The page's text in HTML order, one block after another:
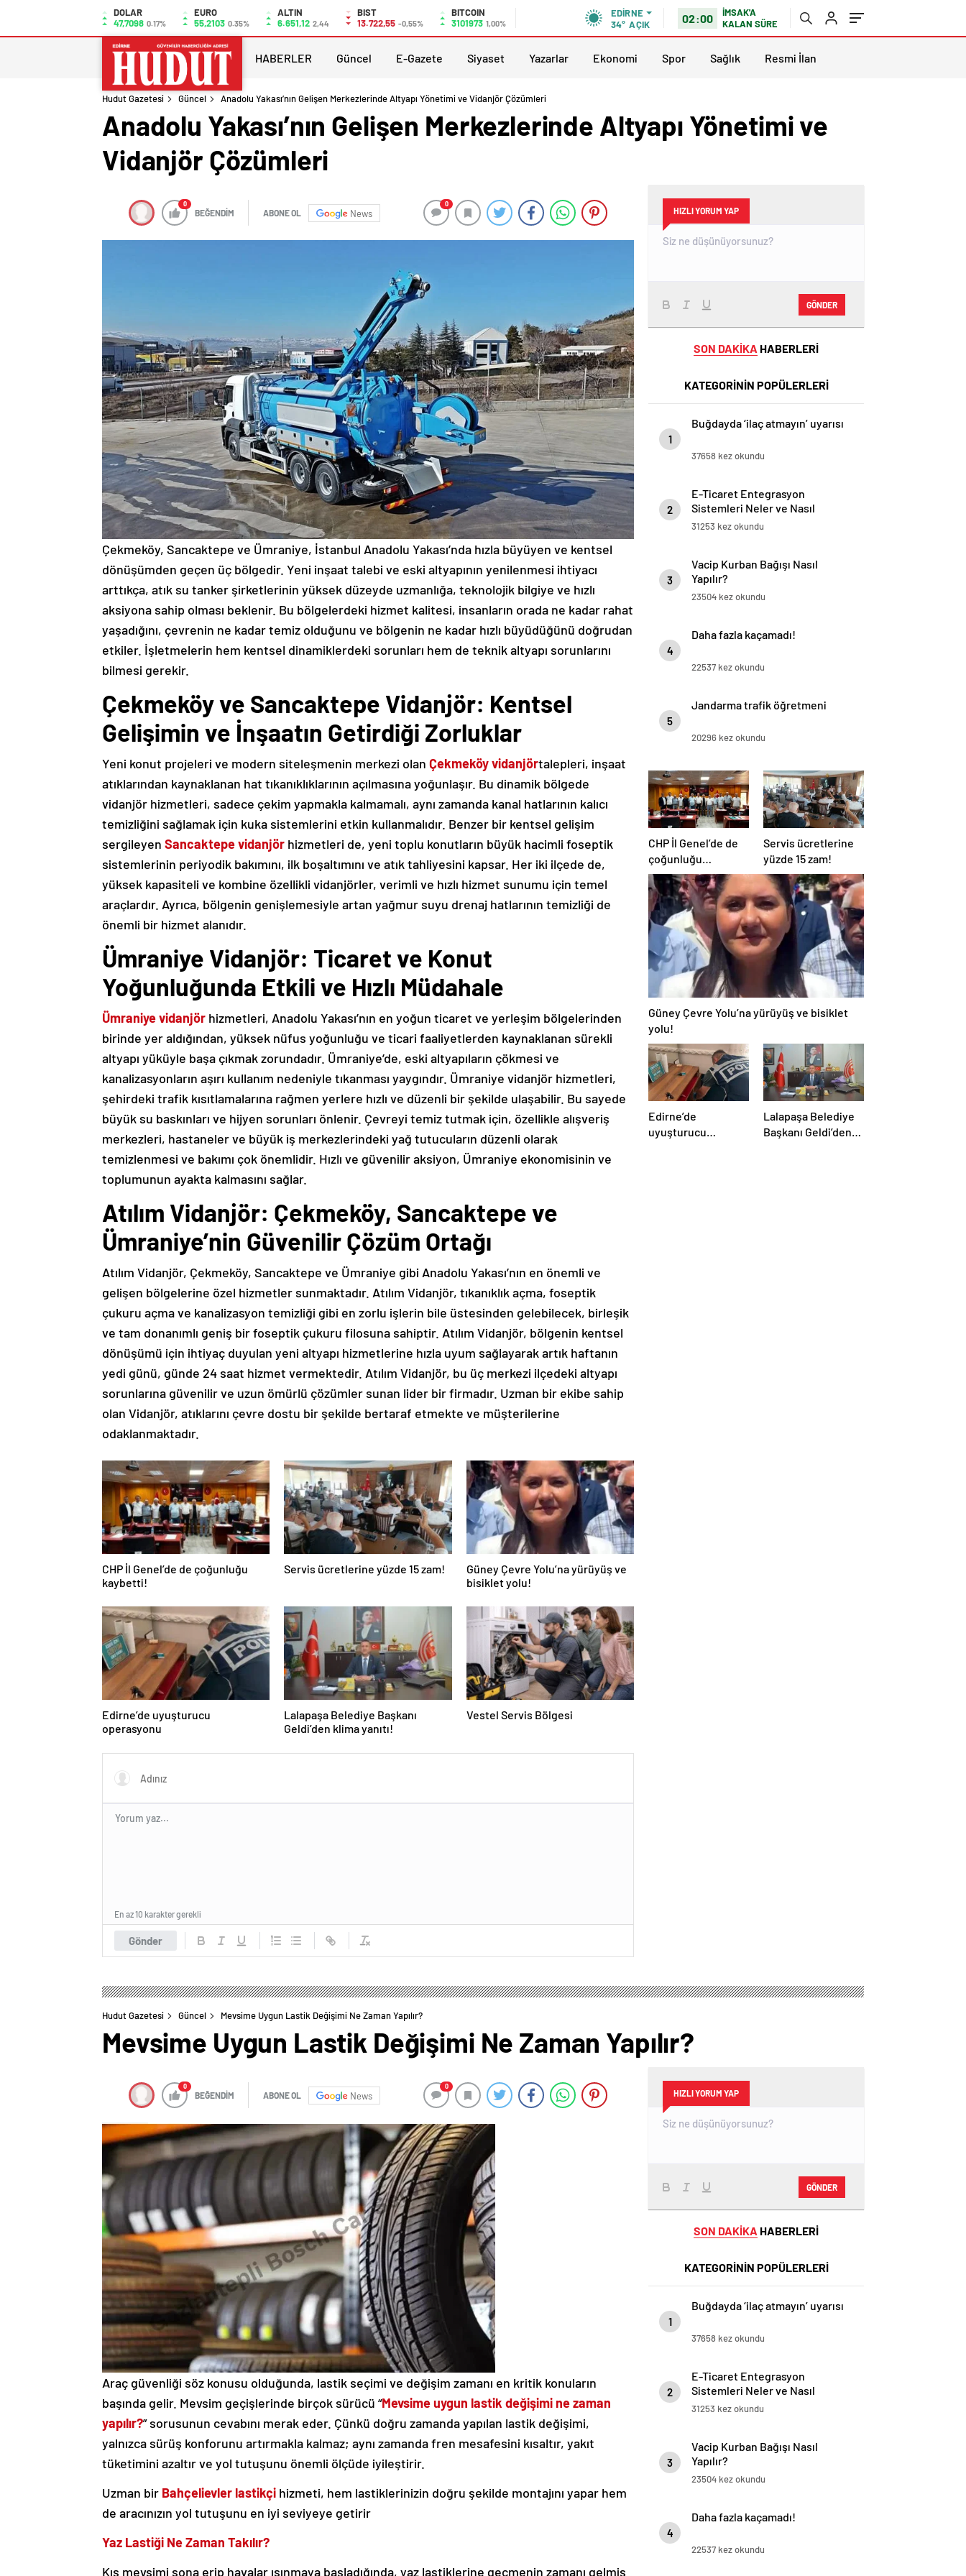
DOLAR
47,7098 0.17%
EURO
55,2103 0.35%
ALTIN
6.651,12 2,44
BIST
13.722,55 -0,55%
BITCOIN
3101973 1,00%
EDIRNE
34° AÇIK 02:00
İMSAK'A
KALAN SÜRE
HABERLER Güncel E-Gazete Siyaset Yazarlar Ekonomi Spor Sağlık Resmi İlan
Hudut Gazetesi Güncel Anadolu Yakası’nın Gelişen Merkezlerinde Altyapı Yönetimi ve Vidanjör Çözümleri
Anadolu Yakası’nın Gelişen Merkezlerinde Altyapı Yönetimi ve
Vidanjör Çözümleri
0
BEĞENDİM ABONE OL News
0
Çekmeköy, Sancaktepe ve Ümraniye, İstanbul Anadolu Yakası’nda hızla büyüyen ve kentsel
dönüşümden geçen üç bölgedir. Yeni inşaat talebi ve eski altyapının yenilenmesi ihtiyacı
arttıkça, atık su tanker şirketlerinin yüksek düzeyde uzmanlığa, teknolojik bilgiye ve hızlı
aksiyona sahip olması beklenir. Bu bölgelerdeki hizmet kalitesi, insanların orada ne kadar rahat
yaşadığını, çevrenin ne kadar temiz olduğunu ve bölgenin ne kadar hızlı büyüdüğünü doğrudan
etkiler. İşletmelerin hem kentsel dinamiklerdeki sorunları hem de teknik altyapı sorunlarını
bilmesi gerekir.
Çekmeköy ve Sancaktepe Vidanjör: Kentsel
Gelişimin ve İnşaatın Getirdiği Zorluklar
Yeni konut projeleri ve modern siteleşmenin merkezi olan Çekmeköy vidanjörtalepleri, inşaat
atıklarından kaynaklanan hat tıkanıklıklarının açılmasına yoğunlaşır. Bu dinamik bölgede
vidanjör hizmetleri, sadece çekim yapmakla kalmamalı, aynı zamanda kanal hatlarının kalıcı
temizliğini sağlamak için kuka sistemlerini etkin kullanmalıdır. Benzer bir kentsel gelişim
sergileyen Sancaktepe vidanjör hizmetleri de, yeni toplu konutların büyük hacimli foseptik
sistemlerinin periyodik bakımını, ilk boşaltımını ve atık tahliyesini kapsar. Her iki ilçede de,
yüksek kapasiteli ve kombine özellikli vidanjörler, verimli ve hızlı hizmet sunumu için temel
araçlardır. Ayrıca, bölgenin genişlemesiyle artan yağmur suyu drenaj hatlarının temizliği de
önemli bir hizmet alanıdır.
Ümraniye Vidanjör: Ticaret ve Konut
Yoğunluğunda Etkili ve Hızlı Müdahale
Ümraniye vidanjör hizmetleri, Anadolu Yakası’nın en yoğun ticaret ve yerleşim bölgelerinden
birinde yer aldığından, yüksek nüfus yoğunluğu ve ticari faaliyetlerden kaynaklanan sürekli
altyapı yüküyle başa çıkmak zorundadır. Ümraniye’de, eski altyapıların çökmesi ve
kanalizasyonların aşırı kullanım nedeniyle tıkanması yaygındır. Ümraniye vidanjör hizmetleri,
şehirdeki trafik kısıtlamalarına rağmen yerlere hızlı ve düzenli bir şekilde ulaşabilir. Bu sayede
büyük su baskınları ve hijyen sorunları önlenir. Çevreyi temiz tutmak için, özellikle alışveriş
merkezleri, hastaneler ve büyük iş merkezlerindeki yağ tutucuların düzenli olarak
temizlenmesi ve bakımı çok önemlidir. Hızlı ve güvenilir aksiyon, Ümraniye ekonomisinin ve
toplumunun ayakta kalmasını sağlar.
Atılım Vidanjör: Çekmeköy, Sancaktepe ve
Ümraniye’nin Güvenilir Çözüm Ortağı
Atılım Vidanjör, Çekmeköy, Sancaktepe ve Ümraniye gibi Anadolu Yakası’nın en önemli ve
gelişen bölgelerine özel hizmetler sunmaktadır. Atılım Vidanjör, tıkanıklık açma, foseptik
çukuru açma ve kanalizasyon temizliği gibi en zorlu işlerin bile üstesinden gelebilecek, birleşik
ve tam donanımlı geniş bir foseptik çukuru filosuna sahiptir. Atılım Vidanjör, bölgenin kentsel
dönüşümü için ihtiyaç duyulan yeni altyapı hizmetlerine hızla uyum sağlayarak artık haftanın
yedi günü, günde 24 saat hizmet vermektedir. Atılım Vidanjör, bu üç merkezi ilçedeki altyapı
sorunlarına güvenilir ve uzun ömürlü çözümler sunan lider bir firmadır. Uzman bir ekibe sahip
olan Vidanjör, atıklarını çevre dostu bir şekilde bertaraf etmekte ve müşterilerine
odaklanmaktadır.
CHP İl Genel’de de çoğunluğu
kaybetti!
Servis ücretlerine yüzde 15 zam!
Güney Çevre Yolu’na yürüyüş ve
bisiklet yolu!
Edirne’de uyuşturucu
operasyonu
Lalapaşa Belediye Başkanı
Geldi’den klima yanıtı!
Vestel Servis Bölgesi
Gönder
En az 10 karakter gerekli
HIZLI YORUM YAP
GÖNDER
SON DAKİKA HABERLERİ
KATEGORİNİN POPÜLERLERİ
1
Buğdayda ‘ilaç atmayın’ uyarısı
37658 kez okundu
2
E-Ticaret Entegrasyon
Sistemleri Neler ve Nasıl
Yapılır?
31253 kez okundu
3
Vacip Kurban Bağışı Nasıl
Yapılır?
23504 kez okundu
4
Daha fazla kaçamadı!
22537 kez okundu
5
Jandarma trafik öğretmeni
20296 kez okundu
CHP İl Genel’de de
çoğunluğu
kaybetti!
Servis ücretlerine
yüzde 15 zam!
Güney Çevre Yolu’na yürüyüş ve bisiklet
yolu!
Edirne’de
uyuşturucu
Lalapaşa Belediye
Başkanı Geldi’den
Hudut Gazetesi Güncel Mevsime Uygun Lastik Değişimi Ne Zaman Yapılır?
Mevsime Uygun Lastik Değişimi Ne Zaman Yapılır?
0
BEĞENDİM ABONE OL News
0
Araç güvenliği söz konusu olduğunda, lastik seçimi ve değişim zamanı en kritik konuların
başında gelir. Mevsim geçişlerinde birçok sürücü “Mevsime uygun lastik değişimi ne zaman
yapılır?” sorusunun cevabını merak eder. Çünkü doğru zamanda yapılan lastik değişimi,
yalnızca sürüş konforunu artırmakla kalmaz; aynı zamanda fren mesafesini kısaltır, yakıt
tüketimini azaltır ve yol tutuşunu önemli ölçüde iyileştirir.
Uzman bir Bahçelievler lastikçi hizmeti, hem lastiklerinizin doğru şekilde montajını yapar hem
de aracınızın yol tutuşunu en iyi seviyeye getirir
Yaz Lastiği Ne Zaman Takılır?
Kış mevsimi sona erip havalar ısınmaya başladığında, yaz lastiklerine geçmenin zamanı gelmiş
HIZLI YORUM YAP
GÖNDER
SON DAKİKA HABERLERİ
KATEGORİNİN POPÜLERLERİ
1
Buğdayda ‘ilaç atmayın’ uyarısı
37658 kez okundu
2
E-Ticaret Entegrasyon
Sistemleri Neler ve Nasıl
Yapılır?
31253 kez okundu
3
Vacip Kurban Bağışı Nasıl
Yapılır?
23504 kez okundu
4
Daha fazla kaçamadı!
22537 kez okundu